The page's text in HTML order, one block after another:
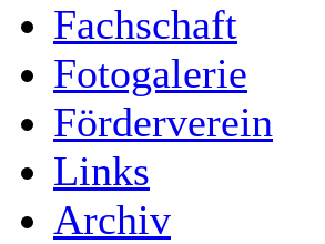
Fachschaft
Fotogalerie
Förderverein
Links
Archiv